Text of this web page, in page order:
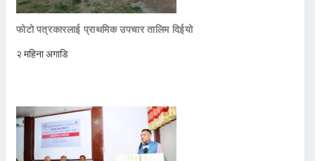
फोटो पत्रकारलाई प्राथमिक उपचार तालिम दिईयो
२ महिना अगाडि